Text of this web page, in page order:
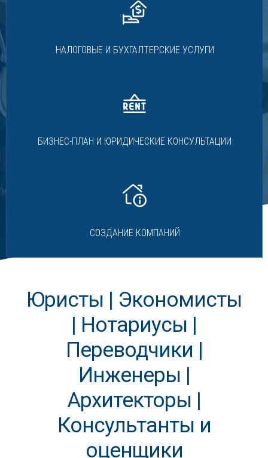
НАЛОГОВЫЕ И БУХГАЛТЕРСКИЕ УСЛУГИ
БИЗНЕС-ПЛАН И ЮРИДИЧЕСКИЕ КОНСУЛЬТАЦИИ
СОЗДАНИЕ КОМПАНИЙ
Юристы | Экономисты
| Нотариусы |
Переводчики |
Инженеры |
Архитекторы |
Консультанты и
оценщики